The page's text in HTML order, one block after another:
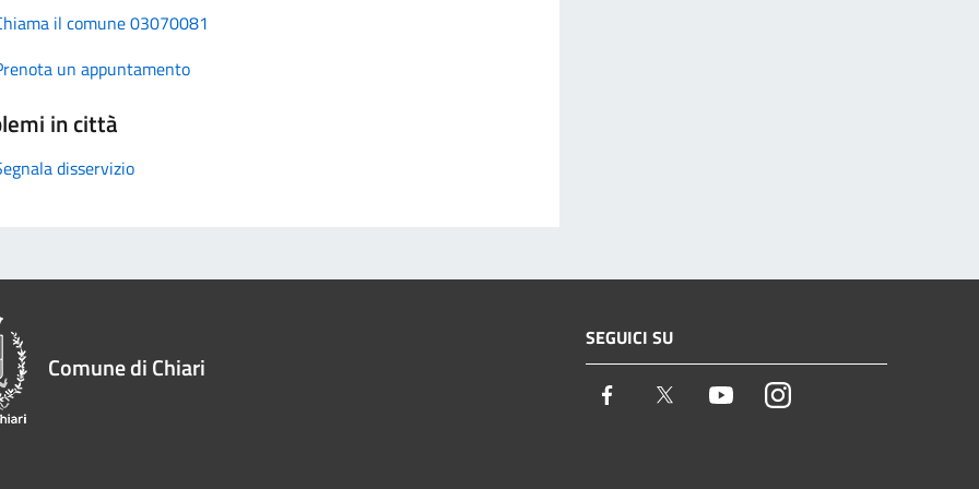
il comune 03070081
un appuntamento
in città
disservizio
Comune di Chiari
SEGUICI SU
Facebook Twitter YoutubeInstagram